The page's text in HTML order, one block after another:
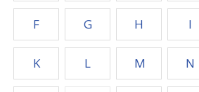
F G H I
K L M N